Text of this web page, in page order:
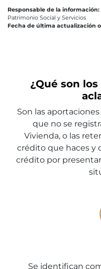
Responsable de la información:
Patrimonio Social y Servicios
Fecha de última actualización
¿Qué son
Son las
que no se
Vivienda, o las
crédito que haces y
crédito por
Se identifican